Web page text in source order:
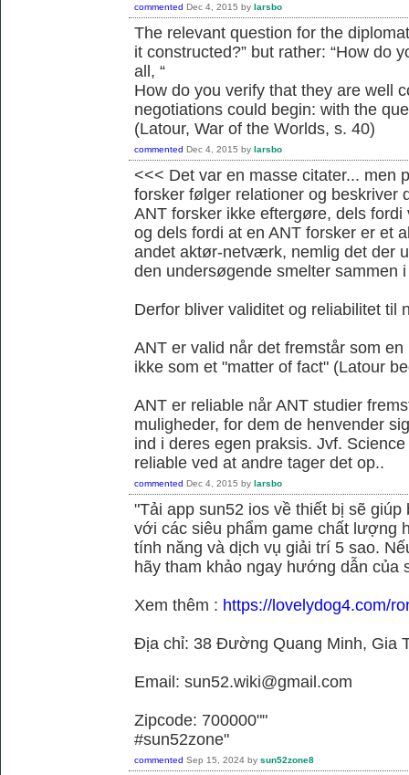
commented Dec 4, 2015 by larsbo
The relevant question for the
it constructed?” but rather: “How do
all, “
How do you verify that they are well
negotiations could begin: with the
(Latour, War of the Worlds, s. 40)
commented Dec 4, 2015 by larsbo
<<< Det var en masse citater... men
forsker følger relationer og beskriver
ANT forsker ikke eftergøre, dels
og dels fordi at en ANT forsker er et
andet aktør-netværk, nemlig det der
den undersøgende smelter sammen
Derfor bliver validitet og reliabilitet til
ANT er valid når det fremstår som
ikke som et "matter of fact" (Latour
ANT er reliable når ANT studier
muligheder, for dem de henvender
ind i deres egen praksis. Jvf.
reliable ved at andre tager det op..
commented Dec 4, 2015 by larsbo
"Tải app sun52 ios về thiết bị sẽ
với các siêu phẩm game chất lượng
tính năng và dịch vụ giải trí 5 sao.
hãy tham khảo ngay hướng dẫn của
Xem thêm : https://lovelydog4.com/
Địa chỉ: 38 Đường Quang Minh, Gia
Email: sun52.wiki@gmail.com
Zipcode: 700000""
#sun52zone"
commented Sep 15, 2024 by sun52zone8